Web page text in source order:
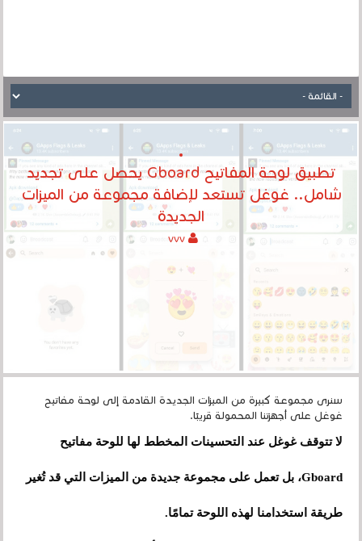
تطبيق لوحة المفاتيح Gboard يحصل على تجديد
شامل.. غوغل تستعد لإضافة مجموعة من الميزات
الجديدة
vvv
سنرى مجموعة كبيرة من الميزات الجديدة القادمة إلى لوحة مفاتيح
غوغل على أجهزتنا المحمولة قريبًا.
لا تتوقف غوغل عند التحسينات المخطط لها للوحة مفاتيح
Gboard، بل تعمل على مجموعة جديدة من الميزات التي قد تُغير
طريقة استخدامنا لهذه اللوحة تمامًا.